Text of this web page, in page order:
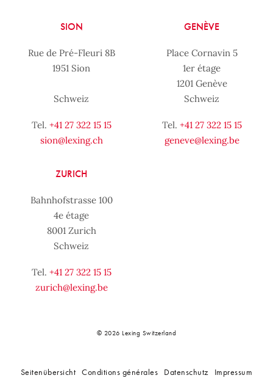
SION
Rue de Pré-Fleuri 8B
1951 Sion
Schweiz
Tel. +41 27 322 15 15
sion@lexing.ch
GENÈVE
Place Cornavin 5
1er étage
1201 Genève
Schweiz
Tel. +41 27 322 15 15
geneve@lexing.be
ZURICH
Bahnhofstrasse 100
4e étage
8001 Zurich
Schweiz
Tel. +41 27 322 15 15
zurich@lexing.be
© 2026 Lexing Switzerland
Seitenübersicht Conditions générales Datenschutz Impressum